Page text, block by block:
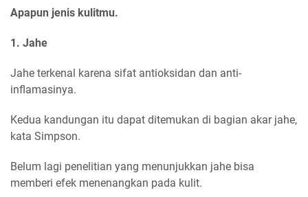
Apapun jenis kulitmu.
1. Jahe
Jahe terkenal karena sifat antioksidan dan anti-
inflamasinya.
Kedua kandungan itu dapat ditemukan di bagian akar jahe,
kata Simpson.
Belum lagi penelitian yang menunjukkan jahe bisa
memberi efek menenangkan pada kulit.